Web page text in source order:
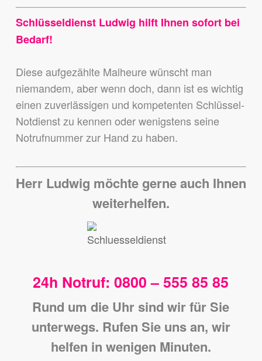
Schlüsseldienst Ludwig hilft Ihnen sofort bei
Bedarf!
Diese aufgezählte Malheure wünscht man
niemandem, aber wenn doch, dann ist es wichtig
einen zuverlässigen und kompetenten Schlüssel-
Notdienst zu kennen oder wenigstens seine
Notrufnummer zur Hand zu haben.
Herr Ludwig möchte gerne auch Ihnen
weiterhelfen.
24h Notruf: 0800 – 555 85 85
Rund um die Uhr sind wir für Sie
unterwegs. Rufen Sie uns an, wir
helfen in wenigen Minuten.